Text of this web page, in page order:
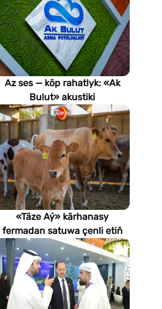
Az ses — köp rahatlyk: «Ak
Bulut» akustiki
potoloklarynyň
artykmaçlyklary
«Täze Aý» kärhanasy
fermadan satuwa çenli etiň
hilini nädip gözegçilikde
saklaýar?